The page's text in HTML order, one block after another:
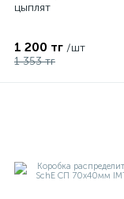
цыплят
1 200 тг /шт
1 353 тг